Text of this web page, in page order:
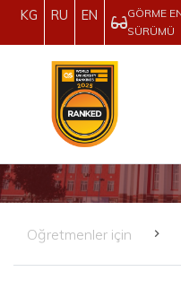
KG RU EN
GÖRME
SÜRÜMÜ
Oğretmenler için